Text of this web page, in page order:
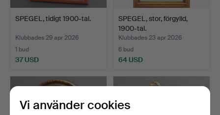
SPEGEL, tidigt 1900-tal.
Klubbades 29 apr 2026
1 bud
37 USD
SPEGEL, stor, förgylld,
1900-tal.
Klubbades 23 apr 2026
6 bud
64 USD
Vi använder cookies